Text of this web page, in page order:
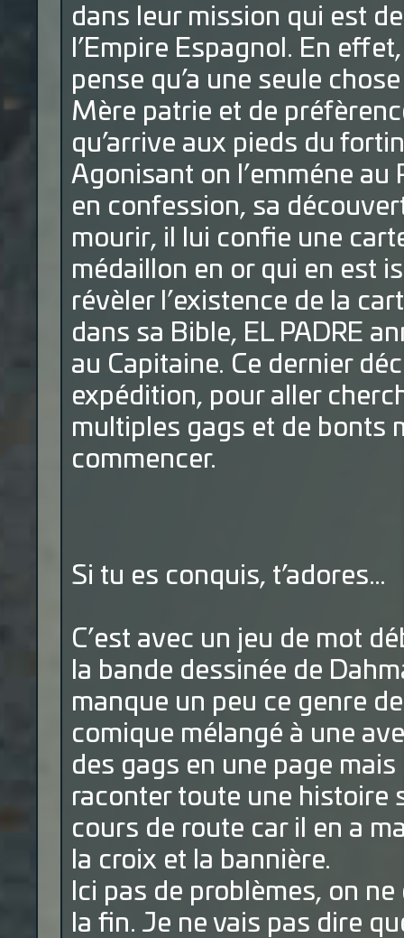
dans leur mission qui est
l’Empire Espagnol. En
pense qu’a une seule
Mère patrie et de
qu’arrive aux pieds du
Agonisant on l’emméne au
en confession, sa
mourir, il lui confie une
médaillon en or qui en est
révèler l’existence de la
dans sa Bible, EL PADRE
au Capitaine. Ce dernier
expédition, pour aller
multiples gags et de bonts
commencer.
Si tu es conquis, t’adores…
C’est avec un jeu de mot
la bande dessinée de
manque un peu ce genre
comique mélangé à une
des gags en une page mais
raconter toute une histoire
cours de route car il en a
la croix et la bannière.
Ici pas de problèmes, on
la fin. Je ne vais pas dire